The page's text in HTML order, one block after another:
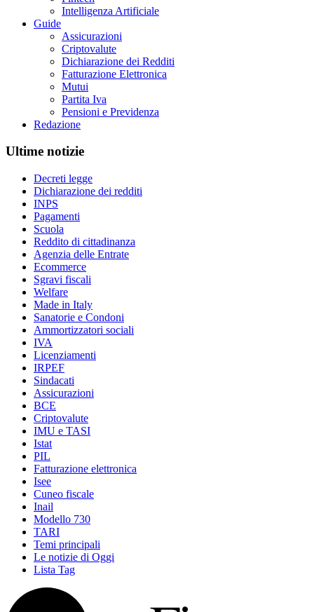
Intelligenza Artificiale
Guide
Assicurazioni
Criptovalute
Dichiarazione dei Redditi
Fatturazione Elettronica
Mutui
Partita Iva
Pensioni e Previdenza
Redazione
Ultime notizie
Decreti legge
Dichiarazione dei redditi
INPS
Pagamenti
Scuola
Reddito di cittadinanza
Agenzia delle Entrate
Ecommerce
Sgravi fiscali
Welfare
Made in Italy
Sanatorie e Condoni
Ammortizzatori sociali
IVA
Licenziamenti
IRPEF
Sindacati
Assicurazioni
BCE
Criptovalute
IMU e TASI
Istat
PIL
Fatturazione elettronica
Isee
Cuneo fiscale
Inail
Modello 730
TARI
Temi principali
Le notizie di Oggi
Lista Tag